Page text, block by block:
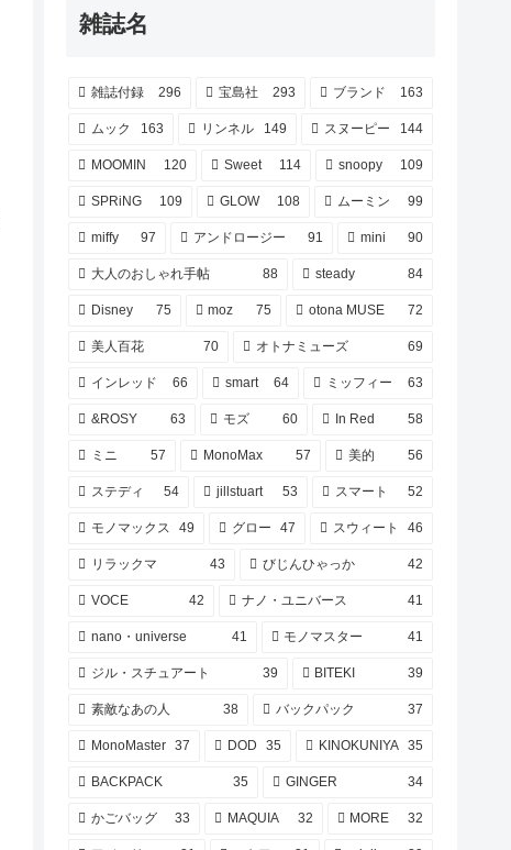
雑誌名
雑誌付録 296 宝島社 293 ブランド 163
ムック 163 リンネル 149 スヌーピー 144
MOOMIN 120 Sweet 114 snoopy 109
SPRiNG 109 GLOW 108 ムーミン 99
miffy 97 アンドロージー 91 mini 90
大人のおしゃれ手帖 88 steady 84
Disney 75 moz 75 otona MUSE 72
美人百花 70 オトナミューズ 69
インレッド 66 smart 64 ミッフィー 63
&ROSY 63 モズ 60 In Red 58
ミニ 57 MonoMax 57 美的 56
ステディ 54 jillstuart 53 スマート 52
モノマックス 49 グロー 47 スウィート 46
リラックマ 43 びじんひゃっか 42
VOCE 42 ナノ・ユニバース 41
nano・universe 41 モノマスター 41
ジル・スチュアート 39 BITEKI 39
素敵なあの人 38 バックパック 37
MonoMaster 37 DOD 35 KINOKUNIYA 35
BACKPACK 35 GINGER 34
かごバッグ 33 MAQUIA 32 MORE 32